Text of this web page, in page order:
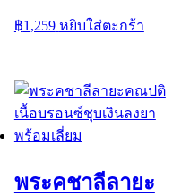
฿1,259 หยิบใส่ตะกร้า
พระคชาลีลายะ